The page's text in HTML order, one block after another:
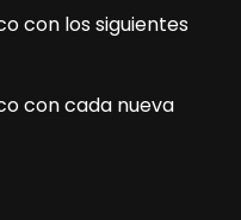
con los siguientes
con cada nueva